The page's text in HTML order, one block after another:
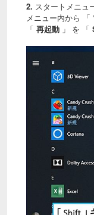
2. スタートメニュ
メニュー内から 「
「 再起動 」 を 「